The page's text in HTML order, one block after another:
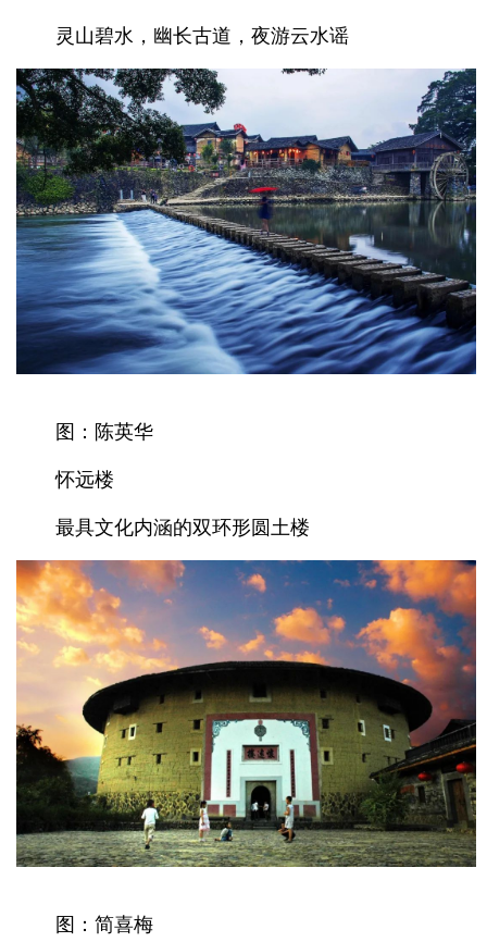
灵山碧水，幽长古道，夜游云水谣
图：陈英华
怀远楼
最具文化内涵的双环形圆土楼
图：简喜梅